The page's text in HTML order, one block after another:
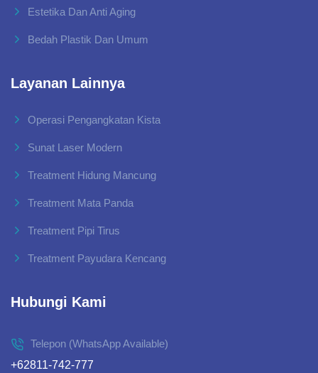
Estetika Dan Anti Aging
Bedah Plastik Dan Umum
Layanan Lainnya
Operasi Pengangkatan Kista
Sunat Laser Modern
Treatment Hidung Mancung
Treatment Mata Panda
Treatment Pipi Tirus
Treatment Payudara Kencang
Hubungi Kami
Telepon (WhatsApp Available)
+62811-742-777